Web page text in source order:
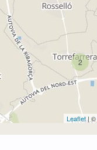
2
Leaflet| ©